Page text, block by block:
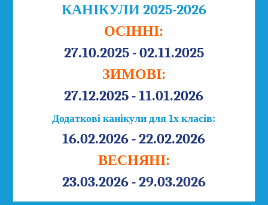
КАНІКУЛИ 2025-2026
ОСІННІ:
27.10.2025 - 02.11.2025
ЗИМОВІ:
27.12.2025 - 11.01.2026
Додаткові канікули для 1х класів:
16.02.2026 - 22.02.2026
ВЕСНЯНІ:
23.03.2026 - 29.03.2026